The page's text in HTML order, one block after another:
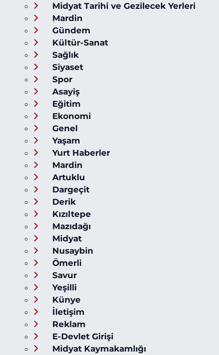
Midyat Tarihi ve Gezilecek Yerleri
Mardin
Gündem
Kültür-Sanat
Sağlık
Siyaset
Spor
Asayiş
Eğitim
Ekonomi
Genel
Yaşam
Yurt Haberler
Mardin
Artuklu
Dargeçit
Derik
Kızıltepe
Mazıdağı
Midyat
Nusaybin
Ömerli
Savur
Yeşilli
Künye
İletişim
Reklam
E-Devlet Girişi
Midyat Kaymakamlığı